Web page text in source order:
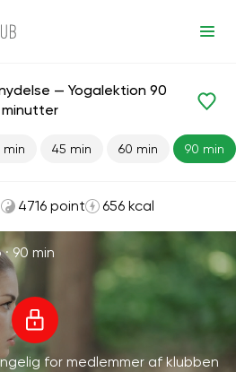
Køn
— Yogalektion 90
minutter
min 45 min 60 min 90 min
4716 point 656 kcal
·90 min
for medlemmer af klubben